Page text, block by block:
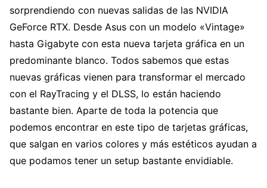
sorprendiendo con nuevas salidas de las NVIDIA
GeForce RTX. Desde Asus con un modelo «Vintage»
hasta Gigabyte con esta nueva tarjeta gráfica en un
predominante blanco. Todos sabemos que estas
nuevas gráficas vienen para transformar el mercado
con el RayTracing y el DLSS, lo están haciendo
bastante bien. Aparte de toda la potencia que
podemos encontrar en este tipo de tarjetas gráficas,
que salgan en varios colores y más estéticos ayudan a
que podamos tener un setup bastante envidiable.